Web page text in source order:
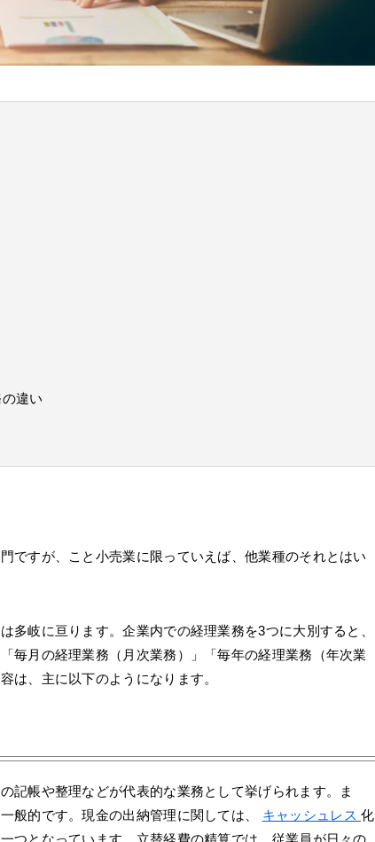
違い
ですが、こと小売業に限っていえば、他業種のそれとはい
多岐に亘ります。企業内での経理業務を3つに大別すると、
毎月の経理業務（月次業務）」「毎年の経理業務（年次業
は、主に以下のようになります。
記帳や整理などが代表的な業務として挙げられます。ま
般的です。現金の出納管理に関しては、 キャッシュレス化
つとなっています。立替経費の精算では、従業員が日々の